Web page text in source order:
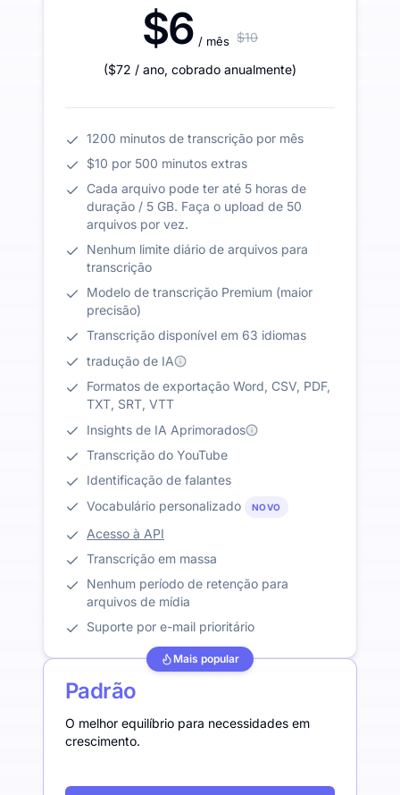
$6 / mês $10
($72 / ano, cobrado anualmente)
1200 minutos de transcrição por mês
$10 por 500 minutos extras
Cada arquivo pode ter até 5 horas de
duração / 5 GB. Faça o upload de 50
arquivos por vez.
Nenhum limite diário de arquivos para
transcrição
Modelo de transcrição Premium (maior
precisão)
Transcrição disponível em 63 idiomas
tradução de IA
Formatos de exportação Word, CSV, PDF,
TXT, SRT, VTT
Insights de IA Aprimorados
Transcrição do YouTube
Identificação de falantes
Vocabulário personalizado
NOVO
Acesso à API
Transcrição em massa
Nenhum período de retenção para
arquivos de mídia
Suporte por e-mail prioritário
Mais popular
Padrão
O melhor equilíbrio para necessidades em
crescimento.